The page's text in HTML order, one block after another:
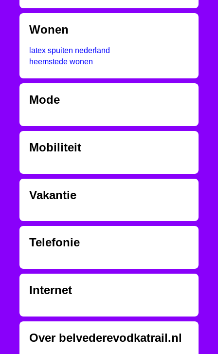
Wonen
latex spuiten nederland
heemstede wonen
Mode
Mobiliteit
Vakantie
Telefonie
Internet
Over belvederevodkatrail.nl